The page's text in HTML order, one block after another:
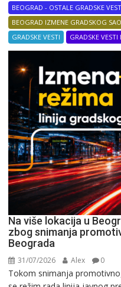
BEOGRAD - OSTALE GRADSKE
BEOGRAD IZMENE GRADSKOG
GRADSKE VESTI
GRADSKE VESTI
Na više lokacija u
zbog snimanja
Beograda
31/07/2026 Alex 0
Tokom snimanja